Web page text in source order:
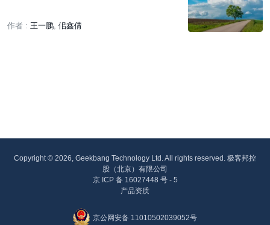
作者 : 王一鹏 佀鑫倩
Copyright © 2026, Geekbang Technology Ltd. All rights reserved. 极客邦控
股（北京）有限公司
京 ICP 备 16027448 号 - 5
产品资质
京公网安备 11010502039052号